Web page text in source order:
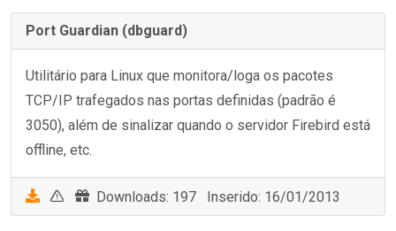
Port Guardian (dbguard)
Utilitário para Linux que monitora/loga os pacotes
TCP/IP trafegados nas portas definidas (padrão é
3050), além de sinalizar quando o servidor Firebird está
offline, etc.
Downloads: 197 Inserido: 16/01/2013